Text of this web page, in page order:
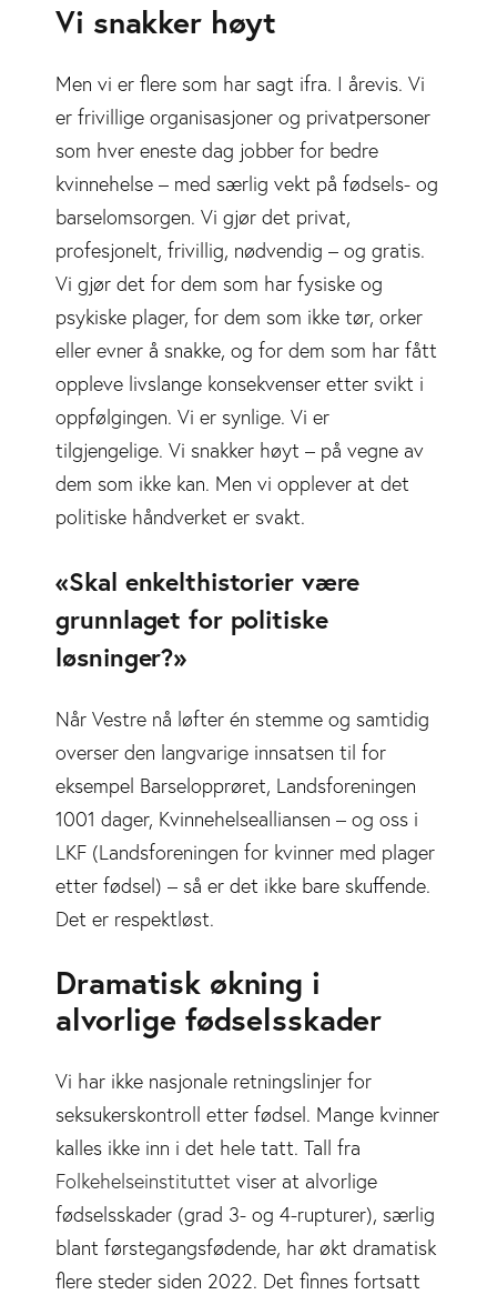
Vi snakker høyt
Men vi er flere som har sagt ifra. I årevis. Vi
er frivillige organisasjoner og privatpersoner
som hver eneste dag jobber for bedre
kvinnehelse – med særlig vekt på fødsels- og
barselomsorgen. Vi gjør det privat,
profesjonelt, frivillig, nødvendig – og gratis.
Vi gjør det for dem som har fysiske og
psykiske plager, for dem som ikke tør, orker
eller evner å snakke, og for dem som har fått
oppleve livslange konsekvenser etter svikt i
oppfølgingen. Vi er synlige. Vi er
tilgjengelige. Vi snakker høyt – på vegne av
dem som ikke kan. Men vi opplever at det
politiske håndverket er svakt.
«Skal enkelthistorier være
grunnlaget for politiske
løsninger?»
Når Vestre nå løfter én stemme og samtidig
overser den langvarige innsatsen til for
eksempel Barselopprøret, Landsforeningen
1001 dager, Kvinnehelsealliansen – og oss i
LKF (Landsforeningen for kvinner med plager
etter fødsel) – så er det ikke bare skuffende.
Det er respektløst.
Dramatisk økning i
alvorlige fødselsskader
Vi har ikke nasjonale retningslinjer for
seksukerskontroll etter fødsel. Mange kvinner
kalles ikke inn i det hele tatt. Tall fra
Folkehelseinstituttet viser at alvorlige
fødselsskader (grad 3- og 4-rupturer), særlig
blant førstegangsfødende, har økt dramatisk
flere steder siden 2022. Det finnes fortsatt